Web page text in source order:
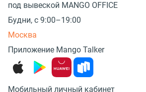
под вывеской MANGO OFFICE
Будни, с 9:00–19:00
Москва
Приложение Mango Talker
Мобильный личный кабинет